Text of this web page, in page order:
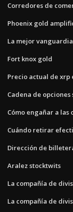
Corredores de
Phoenix gold
La mejor
Fort knox gold
Precio actual de xrp
Cadena de
Cómo engañar a las
Cuándo retirar
Dirección de
Aralez stocktwits
La compañía de
La compañía de